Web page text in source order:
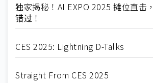
独家揭秘！AI EXPO 2025 摊位直击
错过！
CES 2025: Lightning D-Talks
Straight From CES 2025